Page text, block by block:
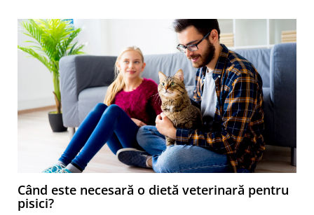
Când este necesară o dietă veterinară pentru
pisici?